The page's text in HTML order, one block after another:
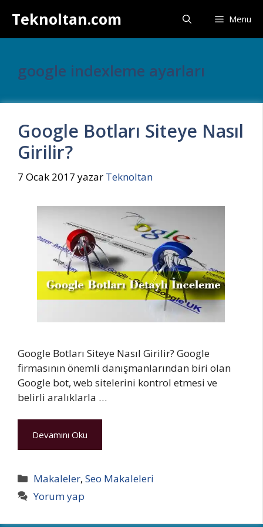
atlaTeknoltan.com Menu
google indexleme ayarları
Google Botları Siteye Nasıl
Girilir?
7 Ocak 2017 yazar Teknoltan
Google Botları Siteye Nasıl Girilir? Google
firmasının önemli danışmanlarından biri olan
Google bot, web sitelerini kontrol etmesi ve
belirli aralıklarla …
Devamını Oku
Kategoriler
Makaleler,Seo Makaleleri
Yorum yap